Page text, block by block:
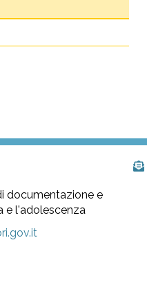
documentazione e
e l'adolescenza